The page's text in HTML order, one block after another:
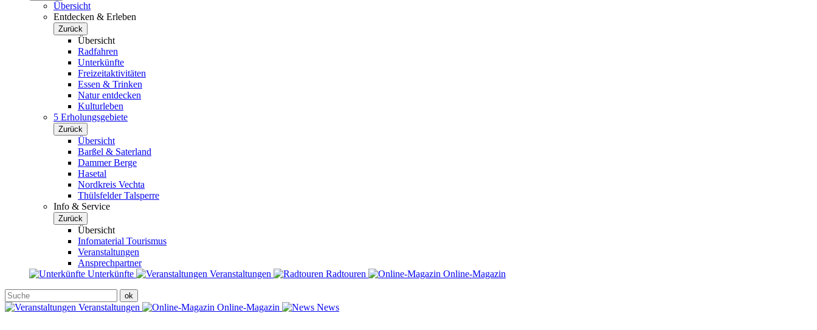
Übersicht
Entdecken & Erleben
Zurück
Übersicht
Radfahren
Unterkünfte
Freizeitaktivitäten
Essen & Trinken
Natur entdecken
Kulturleben
5 Erholungsgebiete
Zurück
Übersicht
Barßel & Saterland
Dammer Berge
Hasetal
Nordkreis Vechta
Thülsfelder Talsperre
Info & Service
Zurück
Übersicht
Infomaterial Tourismus
Veranstaltungen
Ansprechpartner
Unterkünfte
Veranstaltungen Radtouren Online-Magazin
Veranstaltungen Online-Magazin News